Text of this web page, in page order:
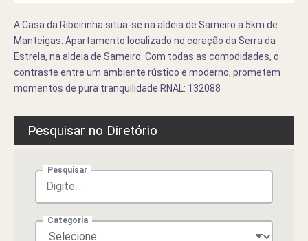
A Casa da Ribeirinha situa-se na aldeia de Sameiro a 5km de
Manteigas. Apartamento localizado no coração da Serra da
Estrela, na aldeia de Sameiro. Com todas as comodidades, o
contraste entre um ambiente rústico e moderno, prometem
momentos de pura tranquilidade.RNAL: 132088
Pesquisar no Diretório
Pesquisar
Categoria